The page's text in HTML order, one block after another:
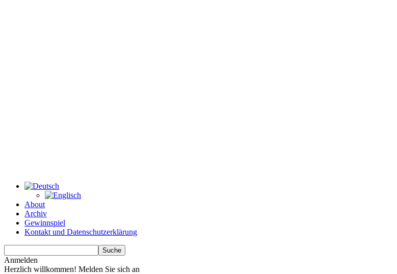
About
Archiv
Gewinnspiel
Kontakt und Datenschutzerklärung
Anmelden
Herzlich willkommen! Melden Sie sich an